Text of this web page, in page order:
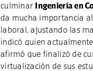
culminar Ingeniería en
da mucha importancia
laboral, ajustando las
indicó quien
afirmó que finalizó de
virtualización de sus